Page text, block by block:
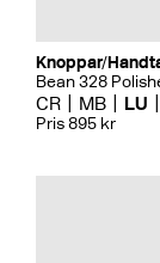
Knoppar/
Bean 328
CR MB LU
Pris 895 kr